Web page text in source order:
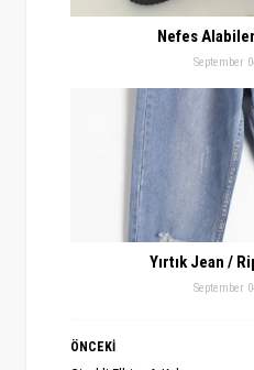
Nefes
September
Yırtık Jean /
September
ÖNCEKİ